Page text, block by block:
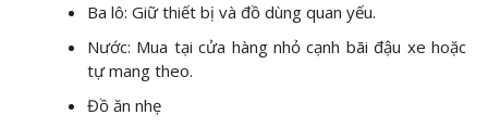
Ba lô: Giữ thiết bị và đồ dùng quan yếu.
Nước: Mua tại cửa hàng nhỏ cạnh bãi đậu xe hoặc
tự mang theo.
Đồ ăn nhẹ